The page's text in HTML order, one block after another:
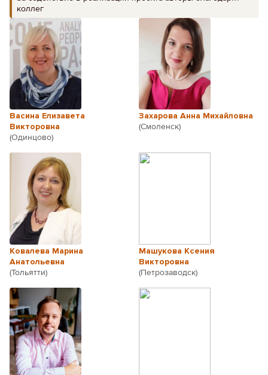
коллег
Васина Елизавета
Викторовна
(Одинцово)
Захарова Анна Михайловна
(Смоленск)
Ковалева Марина
Анатольевна
(Тольятти)
Машукова Ксения
Викторовна
(Петрозаводск)